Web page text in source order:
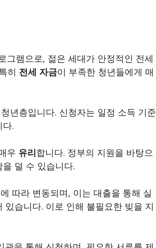
그램으로, 젊은 세대가 안정적인 전세
히 전세 자금이 부족한 청년들에게 매
년층입니다. 신청자는 일정 소득 기준
.
우 유리합니다. 정부의 지원을 바탕으
덜 수 있습니다.
따라 변동되며, 이는 대출을 통해 실
있습니다. 이로 인해 불필요한 빚을 지